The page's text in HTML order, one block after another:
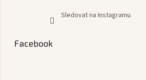
Sledovat na Instagramu
Facebook